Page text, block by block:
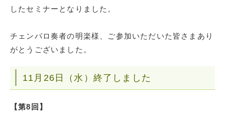
したセミナーとなりました。
チェンバロ奏者の明楽様、ご参加いただいた皆さまあり
がとうございました。
11月26日（水）終了しました
【第8回】